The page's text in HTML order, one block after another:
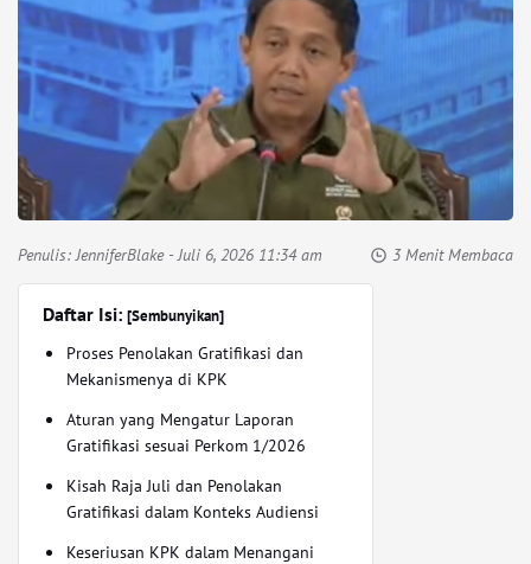
Penulis:JenniferBlake- Juli 6, 2026 11:34 am 3 Menit Membaca
Daftar Isi: [Sembunyikan]
Proses Penolakan Gratifikasi dan
Mekanismenya di KPK
Aturan yang Mengatur Laporan
Gratifikasi sesuai Perkom 1/2026
Kisah Raja Juli dan Penolakan
Gratifikasi dalam Konteks Audiensi
Keseriusan KPK dalam Menangani